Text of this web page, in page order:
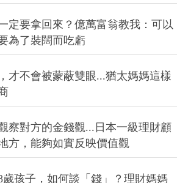
定要拿回來？億萬富翁教我：可以
為了裝闊而吃虧
才不會被蒙蔽雙眼...猶太媽媽這樣
察對方的金錢觀...日本一級理財顧
方，能夠如實反映價值觀
歲孩子，如何談「錢」？理財媽媽